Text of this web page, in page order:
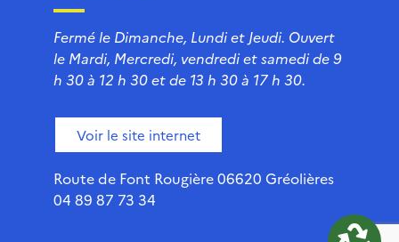
Fermé le Dimanche, Lundi et Jeudi. Ouvert
le Mardi, Mercredi, vendredi et samedi de 9
h 30 à 12 h 30 et de 13 h 30 à 17 h 30.
Voir le site internet
Route de Font Rougière 06620 Gréolières
04 89 87 73 34